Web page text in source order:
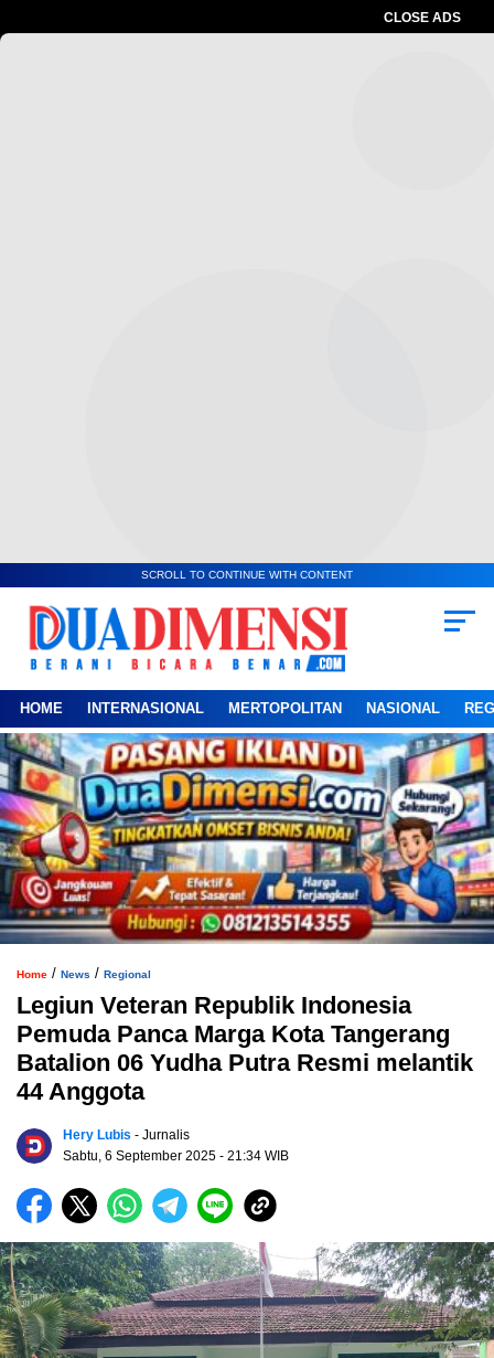
CLOSE ADS
SCROLL TO CONTINUE WITH CONTENT
HOME INTERNASIONAL MERTOPOLITAN NASIONAL
Home / News / Regional
Legiun Veteran Republik Indonesia
Pemuda Panca Marga Kota Tangerang
Batalion 06 Yudha Putra Resmi melantik
44 Anggota
Hery Lubis - Jurnalis
Sabtu, 6 September 2025 - 21:34 WIB